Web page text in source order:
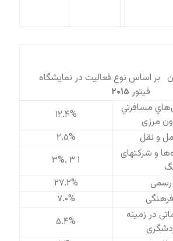
بر اساس نوع فعالیت در نمایشگاه
فیتور ۲۰۱۵
مسافرتي
مرزی
۱۲.۴%
و نقل
۲.۵%
و شرکتهای
۳ ۱ .۳%
رسمی
۲۷.۲%
۷.۰%
در زمینه
۵.۴%